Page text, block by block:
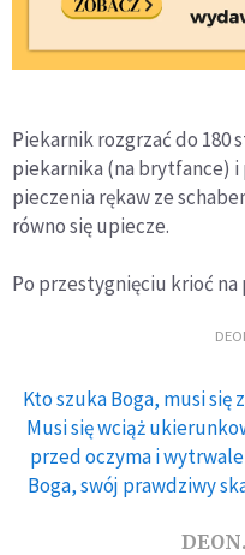
Piekarnik rozgrzać do 180
piekarnika (na brytfance) i
pieczenia rękaw ze
równo się upiecze.
Po przestygnięciu krioć na
Kto szuka Boga, musi się
Musi się wciąż
przed oczyma i
Boga, swój prawdziwy